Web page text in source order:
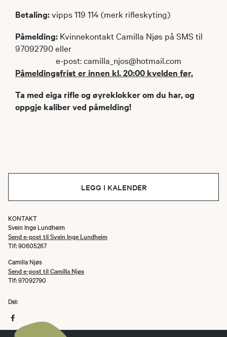
Betaling:vipps 119 114 (merk rifleskyting)
Påmelding: Kvinnekontakt Camilla Njøs på SMS til
97092790 eller
e-post: camilla_njos@hotmail.com
Påmeldingsfrist er innen kl. 20:00 kvelden før.
Ta med eiga rifle og øyreklokker om du har, og
oppgje kaliber ved påmelding!
LEGG I KALENDER
KONTAKT
Svein Inge Lundheim
Send e-post til Svein Inge Lundheim
Tlf: 90605267
Camilla Njøs
Send e-post til Camilla Njøs
Tlf: 97092790
Del: